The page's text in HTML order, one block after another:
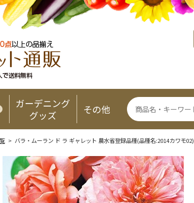
ガーデニング
グッズ
その他
> バラ・ムーラン ド ラ ギャレット 農水省登録品種(品種名:2014カワモ02)